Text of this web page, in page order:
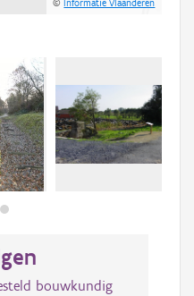
©Informatie Vlaanderen
bouwkundig